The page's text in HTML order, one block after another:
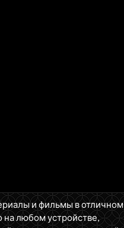
и фильмы в отличном
на любом устройстве,